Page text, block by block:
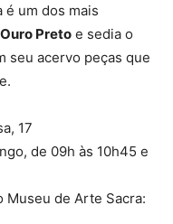
é um dos mais
Preto e sedia o
seu acervo peças que
17
de 09h às 10h45 e
Museu de Arte Sacra: